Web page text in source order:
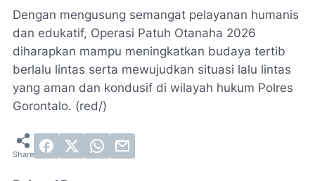
Dengan mengusung semangat pelayanan humanis
dan edukatif, Operasi Patuh Otanaha 2026
diharapkan mampu meningkatkan budaya tertib
berlalu lintas serta mewujudkan situasi lalu lintas
yang aman dan kondusif di wilayah hukum Polres
Gorontalo. (red/)